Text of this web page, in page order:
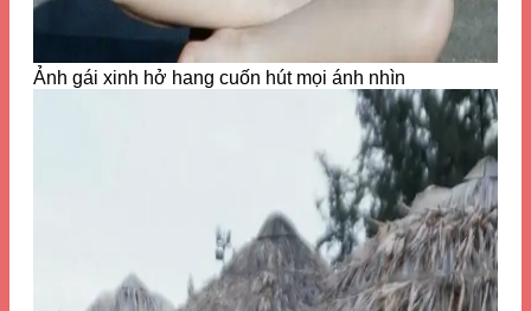
Ảnh gái xinh hở hang cuốn hút mọi ánh nhìn